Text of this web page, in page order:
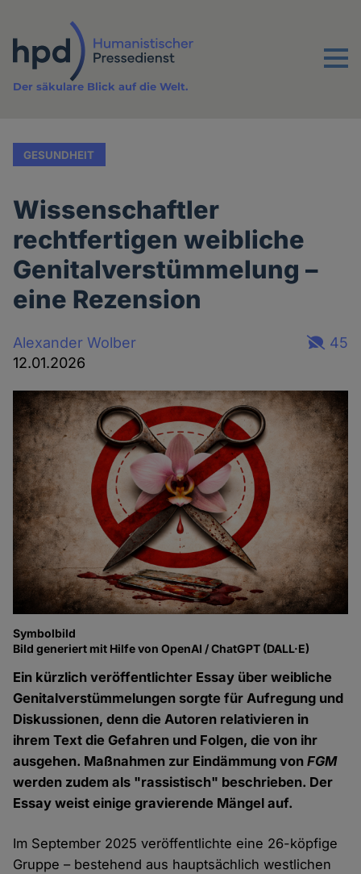
Inhalt
Menu
Der säkulare Blick auf die Welt.
GESUNDHEIT
Wissenschaftler
rechtfertigen weibliche
Genitalverstümmelung –
eine Rezension
Alexander Wolber
12.01.2026
45
Symbolbild
Bild generiert mit Hilfe von OpenAI / ChatGPT (DALL·E)
Ein kürzlich veröffentlichter Essay über weibliche
Genitalverstümmelungen sorgte für Aufregung und
Diskussionen, denn die Autoren relativieren in
ihrem Text die Gefahren und Folgen, die von ihr
ausgehen. Maßnahmen zur Eindämmung vonFGM
werden zudem als "rassistisch" beschrieben. Der
Essay weist einige gravierende Mängel auf.
Im September 2025 veröffentlichte eine 26-köpfige
Gruppe – bestehend aus hauptsächlich westlichen